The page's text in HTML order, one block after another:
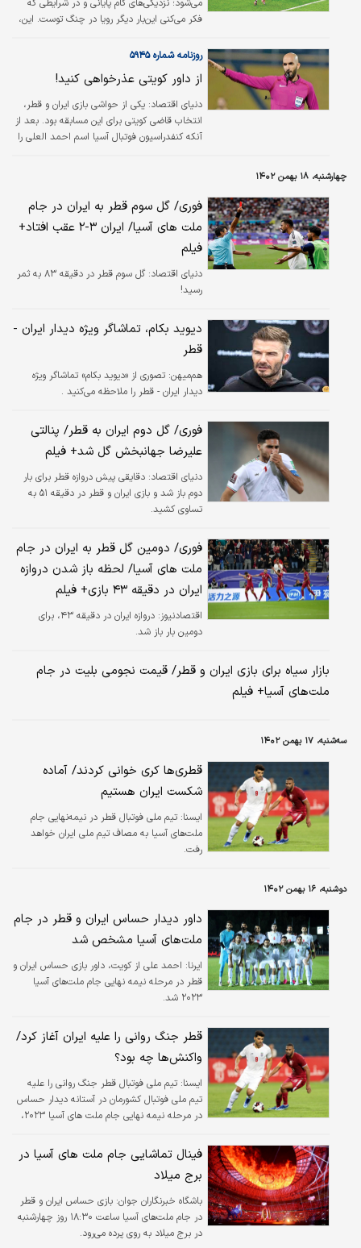
می‌شود؛ نزدیکی‌های گام پایانی و در شرایطی که
فکر می‌کنی این‌بار دیگر رویا در چنگ توست. این،
برابر قطر در نیمه‌نهایی جام ملت‌های آسیا است.
روزنامه شماره ۵۹۴۵
از داور کویتی عذرخواهی کنید!
دنياي اقتصاد: یکی از حواشی بازی ایران و قطر،
انتخاب قاضی کویتی برای این مسابقه بود. بعد از
آنکه کنفدراسیون فوتبال آسیا اسم احمد العلی را
چهارشنبه، ۱۸ بهمن ۱۴۰۲
فوری/ گل سوم قطر به ایران در جام
ملت های آسیا/ ایران ۳-۲ عقب افتاد+
فیلم
دنیای اقتصاد: گل سوم قطر در دقیقه ۸۳ به ثمر
رسید!
دیوید بکام، تماشاگر ویژه دیدار ایران -
قطر
هم‌میهن: تصوری از «دیوید بکام» تماشاگر ویژه
دیدار ایران - قطر را ملاحظه می‌کنید .
فوری/ گل دوم ایران به قطر/ پنالتی
علیرضا جهانبخش گل شد+ فیلم
دنیای اقتصاد: دقایقی پیش دروازه قطر برای بار
دوم باز شد و بازی ایران و قطر در دقیقه ۵۱ به
تساوی کشید.
فوری/ دومین گل قطر به ایران در جام
ملت های آسیا/ لحظه باز شدن دروازه
ایران در دقیقه ۴۳ بازی+ فیلم
اقتصادنیوز: دروازه ایران در دقیقه ۴۳، برای
دومین بار باز شد.
بازار سیاه برای بازی ایران و قطر/ قیمت نجومی بلیت در جام
ملت‌های آسیا+ فیلم
سه‌شنبه، ۱۷ بهمن ۱۴۰۲
قطری‌ها کری خوانی کردند/ آماده
شکست ایران هستیم
ايسنا: تیم ملی فوتبال قطر در نیمه‌نهایی جام
ملت‌های آسیا به مصاف تیم ملی ایران خواهد
رفت.
دوشنبه، ۱۶ بهمن ۱۴۰۲
داور دیدار حساس ایران و قطر در جام
ملت‌های آسیا مشخص شد
ایرنا: احمد ‌علی از کویت، داور بازی حساس ایران و
قطر در مرحله نیمه نهایی جام ملت‌های آسیا
۲۰۲۳ شد.
قطر جنگ روانی را علیه ایران آغاز کرد/
واکنش‌ها چه بود؟
ايسنا: تیم ملی فوتبال قطر جنگ روانی را علیه
تیم ملی فوتبال کشورمان در آستانه دیدار حساس
در مرحله نیمه نهایی جام ملت های آسیا ۲۰۲۳،
فینال تماشایی جام ملت های آسیا در
برج میلاد
باشگاه خبرنگاران جوان: بازی حساس ایران و قطر
در جام ملت‌های آسیا ساعت ۱۸:۳۰ روز چهارشنبه
در برج میلاد به روی پرده می‌رود.